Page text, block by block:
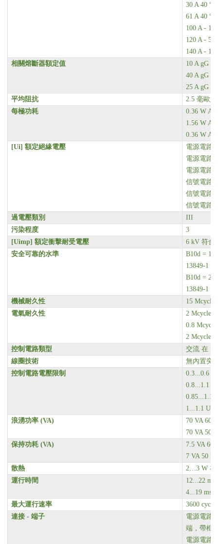
30 A 40
61 A 40
100 A - 1
120 A -
140 A -
相關熔斷器額定值
10 A gG
40 A gG
25 A gG
平均阻抗
2.5毫歐
每極功耗
0.36 W
1.56 W
0.36 W
[Ui]額定絕緣電壓
電源電路
電源電路
電源電路
信號電路
信號電路
信號電路
過電壓類別
III
污染程度
3
[Uimp]額定衝擊耐受電壓 6 kV符合
安全可靠的水準
B10d =
13849-1
B10d =
13849-1
機械耐久性
15 Mcycles
電氣耐久性
2 Mcycles
0.8
2 Mcycles
控制電路類型
交流 在
線圈技術
無內置突
控制電路電壓限制
0.3...0.6
0.8...1.1
0.85...1.1
1...1.1 Uc
浪湧功率 (VA)
70 VA 60
70 VA 50
保持功耗 (VA)
7.5 VA 60
7 VA 50
散熱
2…3 W在
運行時間
12...22 ms
4...19 ms
最大運行速率
3600 cyc/h
連接 - 端子
電源電路
端，帶框
電源電路